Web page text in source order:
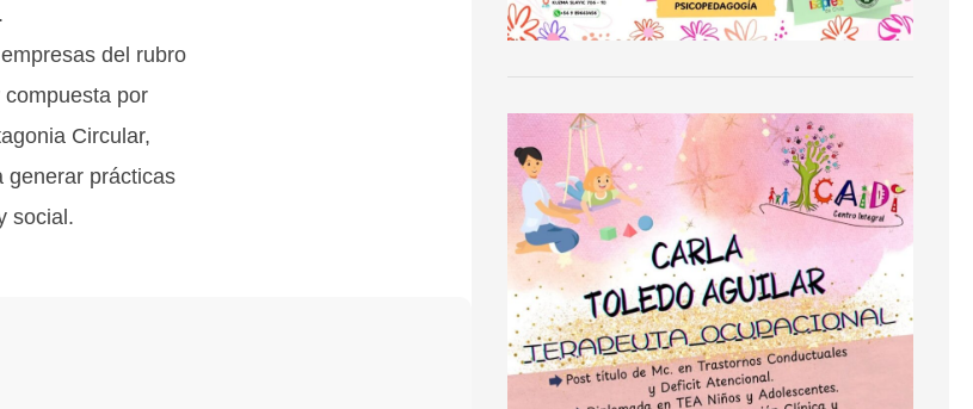
del rubro
por
Circular,
generar prácticas
social.